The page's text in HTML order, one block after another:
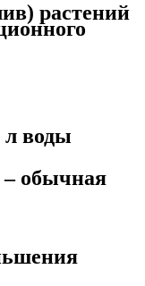
растений
л воды
– обычная